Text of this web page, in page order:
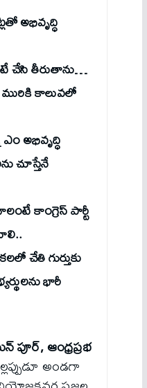
అభివృద్ధి
చేసి తీరుతాను…
మురికి కాలువలో
అభివృద్ధి
చూస్తేనే
కాంగ్రెస్ పార్టీ
చేతి గుర్తుకు
భారీ
పూర్, ఆంధ్రప్రభ
అండగా